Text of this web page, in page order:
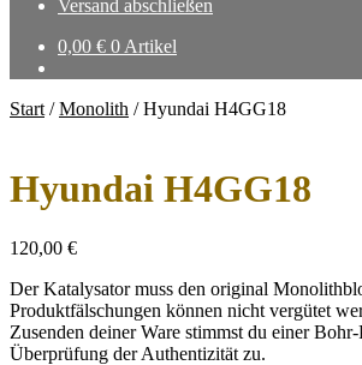
Versand abschließen
0,00 € 0 Artikel
Start /Monolith /Hyundai H4GG18
Hyundai H4GG18
120,00 €
Der Katalysator muss den original
Produktfälschungen können nicht vergütet
Zusenden deiner Ware stimmst du einer
Überprüfung der Authentizität zu.